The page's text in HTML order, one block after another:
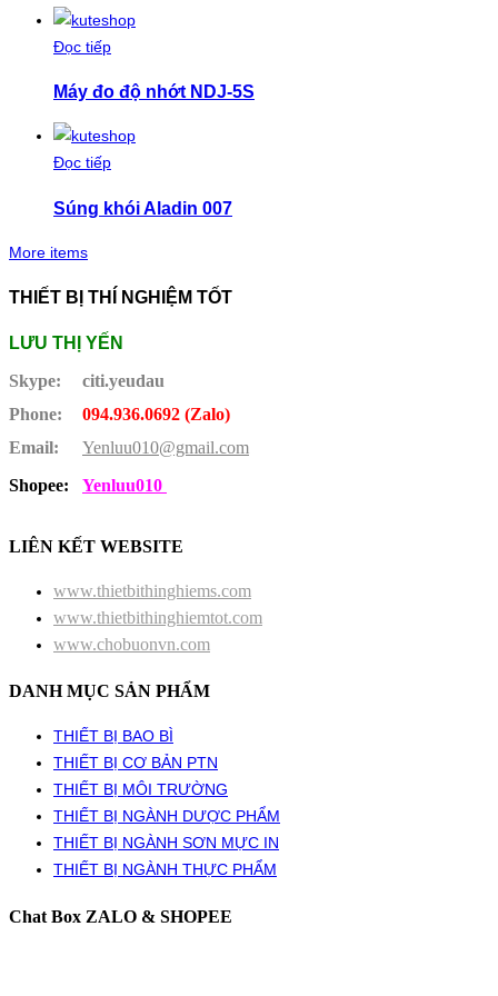
Đọc tiếp
Máy đo độ nhớt NDJ-5S
Đọc tiếp
Súng khói Aladin 007
More items
THIẾT BỊ THÍ NGHIỆM TỐT
LƯU THỊ YẾN
Skype:
citi.yeudau
Phone:
094.936.0692 (Zalo)
Email:
Yenluu010@gmail.com
Shopee:
Yenluu010
LIÊN KẾT WEBSITE
www.thietbithinghiems.com
www.thietbithinghiemtot.com
www.chobuonvn.com
DANH MỤC SẢN PHẨM
THIẾT BỊ BAO BÌ
THIẾT BỊ CƠ BẢN PTN
THIẾT BỊ MÔI TRƯỜNG
THIẾT BỊ NGÀNH DƯỢC PHẨM
THIẾT BỊ NGÀNH SƠN MỰC IN
THIẾT BỊ NGÀNH THỰC PHẨM
Chat Box ZALO & SHOPEE